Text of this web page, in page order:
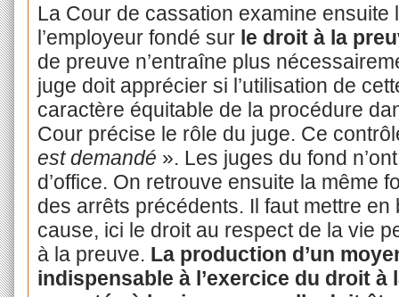
La Cour de cassation examine ensuite
l’employeur fondé sur le droit à la
de preuve n’entraîne plus
juge doit apprécier si l’utilisation de
caractère équitable de la procédure
Cour précise le rôle du juge. Ce
est demandé ». Les juges du fond
d’office. On retrouve ensuite la même
des arrêts précédents. Il faut mettre
cause, ici le droit au respect de la vie
à la preuve. La production d’un
indispensable à l’exercice du droit à